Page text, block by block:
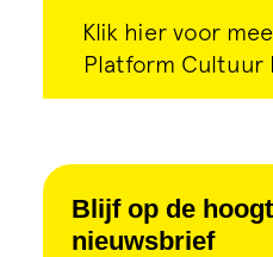
Blijf op de
nieuwsbrief
Klik hier voor
Platform Cultuur